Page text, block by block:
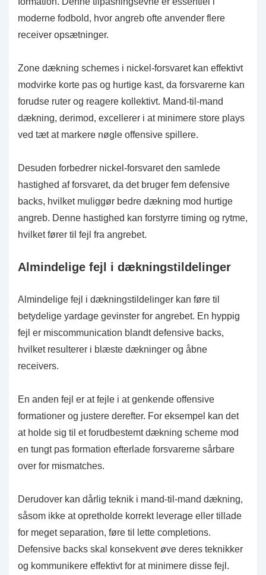
moderne fodbold, hvor angreb ofte anvender flere
receiver opsætninger.
Zone dækning schemes i nickel-forsvaret kan effektivt
modvirke korte pas og hurtige kast, da forsvarerne kan
forudse ruter og reagere kollektivt. Mand-til-mand
dækning, derimod, excellerer i at minimere store plays
ved tæt at markere nøgle offensive spillere.
Desuden forbedrer nickel-forsvaret den samlede
hastighed af forsvaret, da det bruger fem defensive
backs, hvilket muliggør bedre dækning mod hurtige
angreb. Denne hastighed kan forstyrre timing og rytme,
hvilket fører til fejl fra angrebet.
Almindelige fejl i dækningstildelinger
Almindelige fejl i dækningstildelinger kan føre til
betydelige yardage gevinster for angrebet. En hyppig
fejl er miscommunication blandt defensive backs,
hvilket resulterer i blæste dækninger og åbne
receivers.
En anden fejl er at fejle i at genkende offensive
formationer og justere derefter. For eksempel kan det
at holde sig til et forudbestemt dækning scheme mod
en tungt pas formation efterlade forsvarerne sårbare
over for mismatches.
Derudover kan dårlig teknik i mand-til-mand dækning,
såsom ikke at opretholde korrekt leverage eller tillade
for meget separation, føre til lette completions.
Defensive backs skal konsekvent øve deres teknikker
og kommunikere effektivt for at minimere disse fejl.